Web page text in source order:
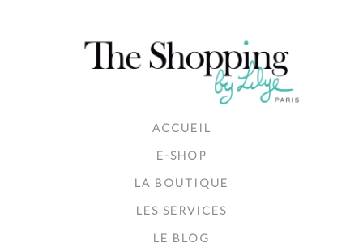
ACCUEIL
E-SHOP
LA BOUTIQUE
LES SERVICES
LE BLOG